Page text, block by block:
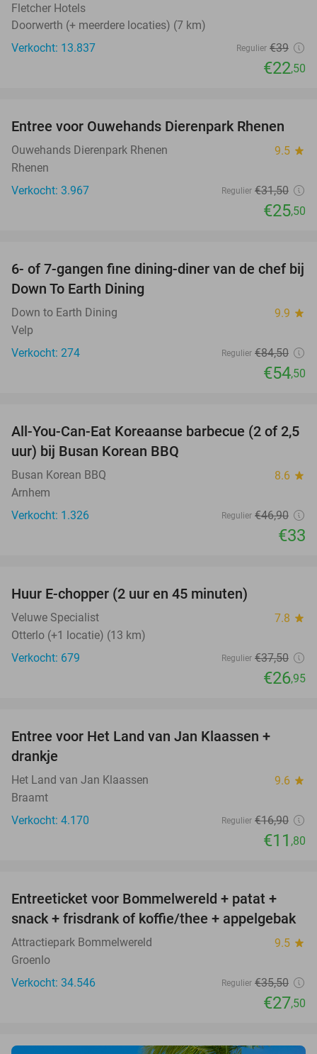
Fletcher Hotels
Doorwerth (+ meerdere locaties) (7 km)
Verkocht: 13.837
Regulier €39
€22,50
19%
Entree voor Ouwehands Dierenpark Rhenen
Ouwehands Dierenpark Rhenen 9.5 star
Rhenen
Verkocht: 3.967
Regulier €31,50
€25,50
36%
6- of 7-gangen fine dining-diner van de chef bij
Down To Earth Dining
Down to Earth Dining 9.9 star
Velp
Verkocht: 274
Regulier €84,50
€54,50
30%
All-You-Can-Eat Koreaanse barbecue (2 of 2,5
uur) bij Busan Korean BBQ
Busan Korean BBQ 8.6 star
Arnhem
Verkocht: 1.326
Regulier €46,90
€33
Huur E-chopper (2 uur en 45 minuten)
Veluwe Specialist 7.8 star
Otterlo (+1 locatie) (13 km)
Verkocht: 679
Regulier €37,50
€26,95
Entree voor Het Land van Jan Klaassen +
drankje
Het Land van Jan Klaassen 9.6 star
Braamt
Verkocht: 4.170
Regulier €16,90
€11 ,80
23%
Entreeticket voor Bommelwereld + patat +
snack + frisdrank of koffie/thee + appelgebak
Attractiepark Bommelwereld 9.5 star
Groenlo
Verkocht: 34.546
Regulier €35,50
€27,50